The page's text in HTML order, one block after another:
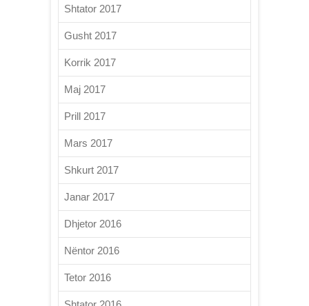
Shtator 2017
Gusht 2017
Korrik 2017
Maj 2017
Prill 2017
Mars 2017
Shkurt 2017
Janar 2017
Dhjetor 2016
Nëntor 2016
Tetor 2016